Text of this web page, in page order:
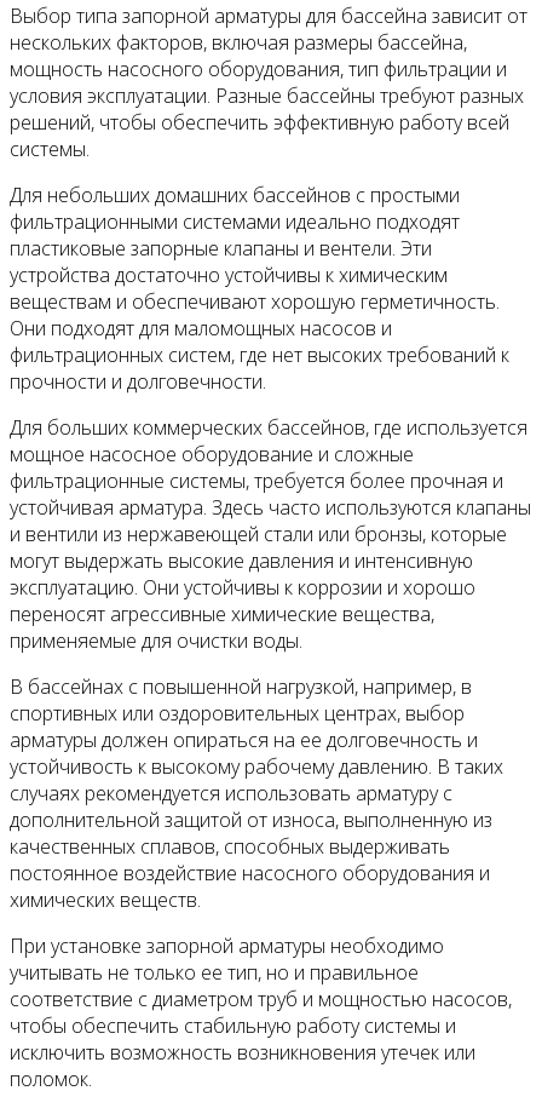
Выбор типа запорной арматуры для бассейна зависит от
нескольких факторов, включая размеры бассейна,
мощность насосного оборудования, тип фильтрации и
условия эксплуатации. Разные бассейны требуют разных
решений, чтобы обеспечить эффективную работу всей
системы.
Для небольших домашних бассейнов с простыми
фильтрационными системами идеально подходят
пластиковые запорные клапаны и вентели. Эти
устройства достаточно устойчивы к химическим
веществам и обеспечивают хорошую герметичность.
Они подходят для маломощных насосов и
фильтрационных систем, где нет высоких требований к
прочности и долговечности.
Для больших коммерческих бассейнов, где используется
мощное насосное оборудование и сложные
фильтрационные системы, требуется более прочная и
устойчивая арматура. Здесь часто используются клапаны
и вентили из нержавеющей стали или бронзы, которые
могут выдержать высокие давления и интенсивную
эксплуатацию. Они устойчивы к коррозии и хорошо
переносят агрессивные химические вещества,
применяемые для очистки воды.
В бассейнах с повышенной нагрузкой, например, в
спортивных или оздоровительных центрах, выбор
арматуры должен опираться на ее долговечность и
устойчивость к высокому рабочему давлению. В таких
случаях рекомендуется использовать арматуру с
дополнительной защитой от износа, выполненную из
качественных сплавов, способных выдерживать
постоянное воздействие насосного оборудования и
химических веществ.
При установке запорной арматуры необходимо
учитывать не только ее тип, но и правильное
соответствие с диаметром труб и мощностью насосов,
чтобы обеспечить стабильную работу системы и
исключить возможность возникновения утечек или
поломок.